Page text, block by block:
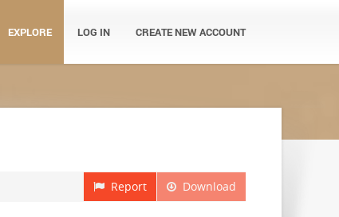
EXPLORE LOG IN CREATE NEW ACCOUNT
Download
Report